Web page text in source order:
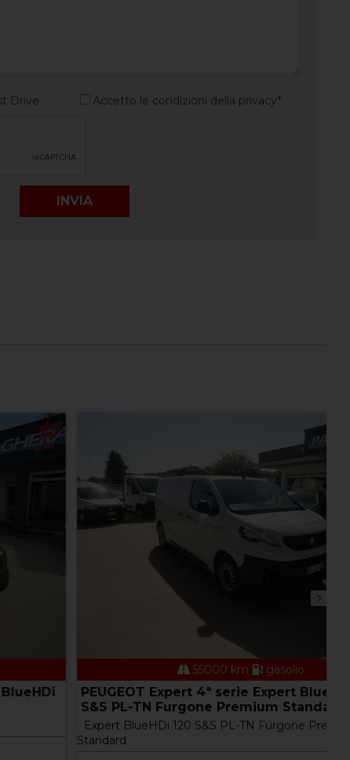
Drive Accetto le condizioni della privacy*
gasolio
PEUGEOT Expert 4ª serie Expert BlueHDi 120
S&S PL-TN Furgone Premium Standard
Expert BlueHDi 120 S&S PL-TN Furgone Premium